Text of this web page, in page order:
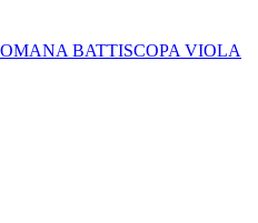
BATTISCOPA VIOLA